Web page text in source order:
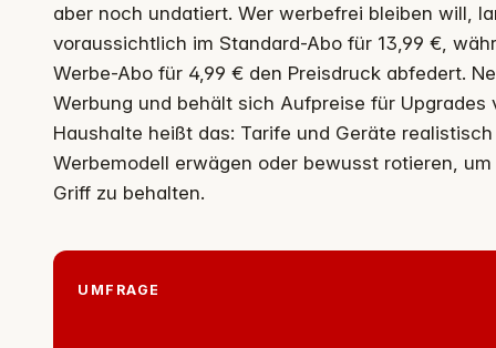
aber noch undatiert. Wer werbefrei bleiben will,
voraussichtlich im Standard-Abo für 13,99 €,
Werbe-Abo für 4,99 € den Preisdruck abfedert.
Werbung und behält sich Aufpreise für Upgrades
Haushalte heißt das: Tarife und Geräte
Werbemodell erwägen oder bewusst rotieren,
Griff zu behalten.
UMFRAGE